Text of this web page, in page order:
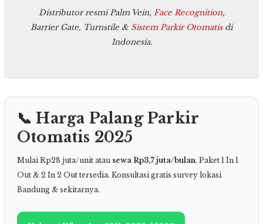
Distributor resmi Palm Vein, Face Recognition,
Barrier Gate, Turnstile & Sistem Parkir Otomatisdi
Indonesia.
📞 Harga Palang Parkir
Otomatis 2025
Mulai Rp28 juta/unit atau sewa Rp3,7 juta/bulan. Paket 1 In 1
Out & 2 In 2 Out tersedia. Konsultasi gratis survey lokasi
Bandung & sekitarnya.